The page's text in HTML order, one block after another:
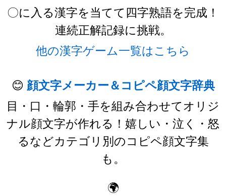
〇に入る漢字を当てて四字熟語を完成！
連続正解記録に挑戦。
他の漢字ゲーム一覧はこちら
😊 顔文字メーカー＆コピペ顔文字辞典
目・口・輪郭・手を組み合わせてオリジ
ナル顔文字が作れる！嬉しい・泣く・怒
るなどカテゴリ別のコピペ顔文字集
も。
🌍